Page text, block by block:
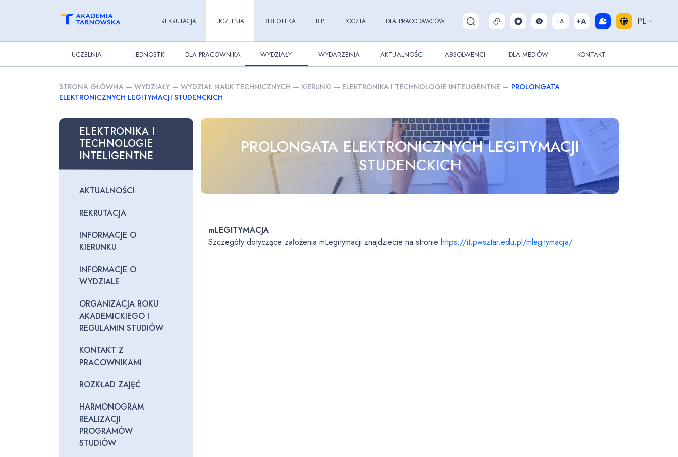
REKRUTACJA UCZELNIA BIBLIOTEKA BIP POCZTA DLA PRACODAWCÓW Pokaż/ukryj wyszukiwarkę PL
UCZELNIA JEDNOSTKI DLA PRACOWNIKA WYDZIAŁY WYDARZENIA AKTUALNOŚCI ABSOLWENCI DLA MEDIÓW KONTAKT
STRONA GŁÓWNA — WYDZIAŁY — WYDZIAŁ NAUK TECHNICZNYCH — KIERUNKI — ELEKTRONIKA I TECHNOLOGIE INTELIGENTNE — PROLONGATA
ELEKTRONICZNYCH LEGITYMACJI STUDENCKICH
ELEKTRONIKA I
TECHNOLOGIE
INTELIGENTNE
AKTUALNOŚCI
REKRUTACJA
INFORMACJE O
KIERUNKU
INFORMACJE O
WYDZIALE
ORGANIZACJA ROKU
AKADEMICKIEGO I
REGULAMIN STUDIÓW
KONTAKT Z
PRACOWNIKAMI
ROZKŁAD ZAJĘĆ
HARMONOGRAM
REALIZACJI
PROGRAMÓW
STUDIÓW
PROLONGATA ELEKTRONICZNYCH LEGITYMACJI
STUDENCKICH
mLEGITYMACJA
Szczegóły dotyczące założenia mLegitymacji znajdziecie na stroniehttps://it.pwsztar.edu.pl/mlegitymacja/